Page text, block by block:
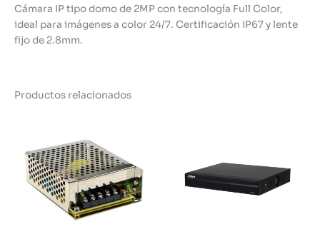
2.8mm
cantidad
Cámara IP tipo domo de 2MP con tecnología Full Color,
ideal para imágenes a color 24/7. Certificación IP67 y lente
fijo de 2.8mm.
Productos relacionados